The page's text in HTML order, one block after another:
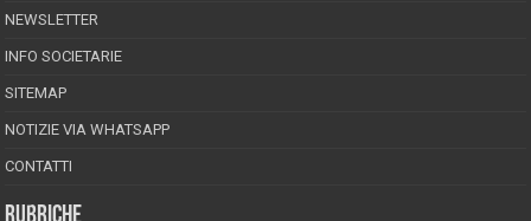
NEWSLETTER
INFO SOCIETARIE
SITEMAP
NOTIZIE VIA WHATSAPP
CONTATTI